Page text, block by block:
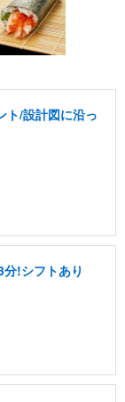
ト/設計図に沿っ
!シフトあり